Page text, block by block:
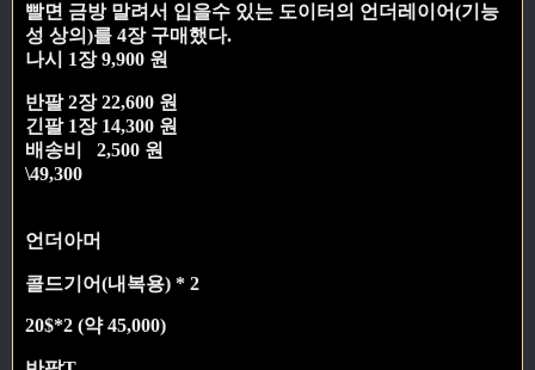
빨면 금방 말려서 입을수 있는 도이터의 언더레이어(기능
성 상의)를 4장 구매했다.
나시 1장 9,900 원
반팔 2장 22,600 원
긴팔 1장 14,300 원
배송비 2,500 원
\49,300
언더아머
콜드기어(내복용) * 2
20$*2 (약 45,000)